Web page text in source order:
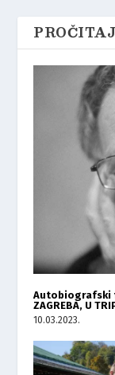
Autobiografski
ZAGREBA, U
10.03.2023.